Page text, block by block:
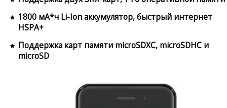
1800 мА*ч Li-Ion аккумулятор, быстрый интернет
HSPA+
Поддержка карт памяти microSDXC, microSDHC и
microSD